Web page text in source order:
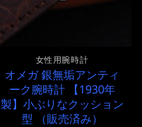
女性用腕時計
オメガ 銀無垢アンティ
ーク腕時計 【1930年
製】小ぶりなクッション
型 （販売済み）